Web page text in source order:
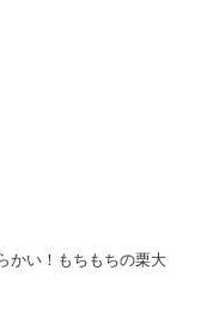
かい！もちもちの栗大